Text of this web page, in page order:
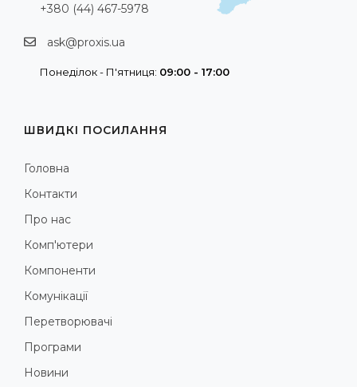
+380 (44) 467-5978
ask@proxis.ua
Понеділок - П'ятниця: 09:00 - 17:00
ШВИДКІ ПОСИЛАННЯ
Головна
Контакти
Про нас
Комп'ютери
Компоненти
Комунікації
Перетворювачі
Програми
Новини